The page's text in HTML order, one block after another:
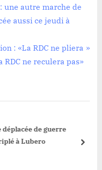
une autre marche de
aussi ce jeudi à
: «La RDC ne pliera
RDC ne reculera pas»
de guerre
à Lubero
next